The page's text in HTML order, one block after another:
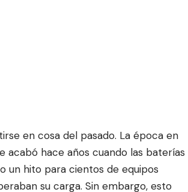
en cosa del pasado. La época en
acabó hace años cuando las baterías
un hito para cientos de equipos
su carga. Sin embargo, esto